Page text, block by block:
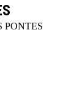
PONTES